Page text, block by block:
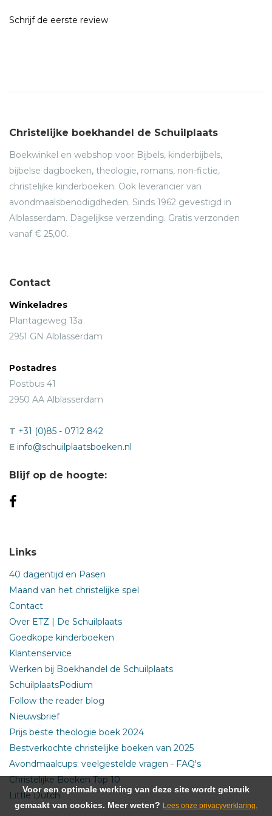
Schrijf de eerste review
Christelijke boekhandel de Schuilplaats
Boekwinkel en webshop voor Bijbels, kinderbijbels,
bijbelse dagboeken, theologie, romans, non-fictie,
christelijke kinderboeken. Ook leverancier van
avondmaalsbenodigdheden. Sinds 1962 gevestigd in
Alblasserdam. Dagelijkse verzending. Gratis verzonden
vanaf € 25,00.
Contact
Winkeladres
Plantageweg 13a
2951 GN Alblasserdam
Postadres
Postbus 41
2950 AA Alblasserdam
T +31 (0)85 - 0712 842
E info@schuilplaatsboeken.nl
Blijf op de hoogte:
Links
40 dagentijd en Pasen
Maand van het christelijke spel
Contact
Over ETZ | De Schuilplaats
Goedkope kinderboeken
Klantenservice
Werken bij Boekhandel de Schuilplaats
SchuilplaatsPodium
Follow the reader blog
Nieuwsbrief
Prijs beste theologie boek 2024
Bestverkochte christelijke boeken van 2025
Avondmaalcups: veelgestelde vragen - FAQ's
Christelijke Boeken Top 10
Little Dutch
Voor een optimale werking van deze site wordt gebruik
gemaakt van cookies. Meer weten? Lees onze privacyverklaring.